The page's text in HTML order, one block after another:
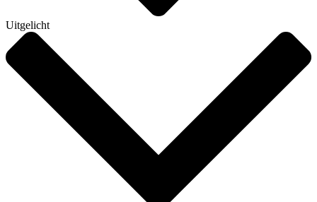
Uitgelicht